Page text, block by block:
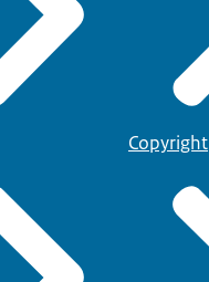
Copyright